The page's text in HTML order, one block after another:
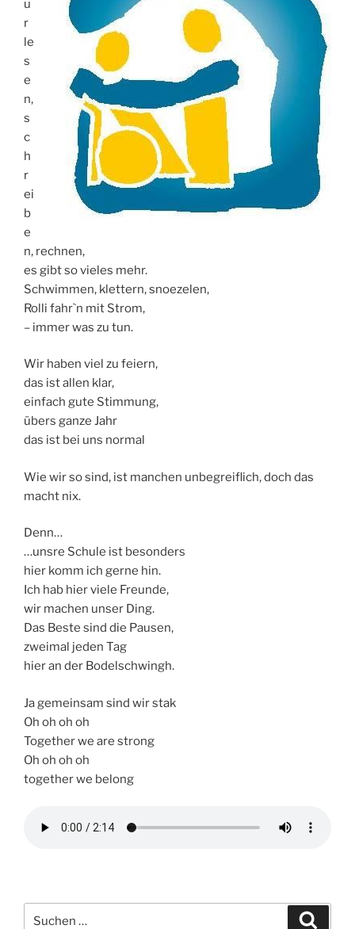
u
r
le
s
e
n,
s
c
h
r
ei
b
e
n, rechnen,
es gibt so vieles mehr.
Schwimmen, klettern, snoezelen,
Rolli fahr`n mit Strom,
– immer was zu tun.
Wir haben viel zu feiern,
das ist allen klar,
einfach gute Stimmung,
übers ganze Jahr
das ist bei uns normal
Wie wir so sind, ist manchen unbegreiflich, doch das
macht nix.
Denn…
…unsre Schule ist besonders
hier komm ich gerne hin.
Ich hab hier viele Freunde,
wir machen unser Ding.
Das Beste sind die Pausen,
zweimal jeden Tag
hier an der Bodelschwingh.
Ja gemeinsam sind wir stak
Oh oh oh oh
Together we are strong
Oh oh oh oh
together we belong